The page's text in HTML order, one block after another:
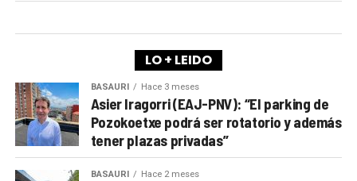
LO + LEIDO
BASAURI Hace 3 meses
Asier Iragorri (EAJ-PNV): “El parking de
Pozokoetxe podrá ser rotatorio y además
tener plazas privadas”
BASAURI Hace 2 meses